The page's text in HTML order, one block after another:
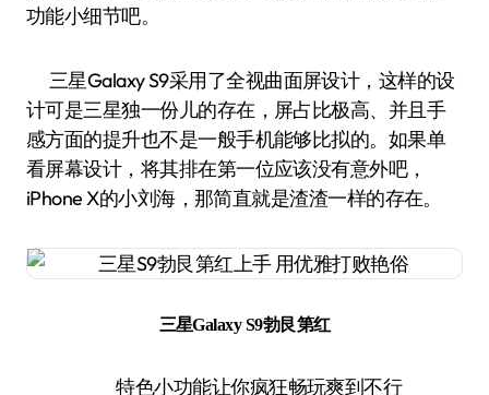
功能小细节吧。
三星Galaxy S9采用了全视曲面屏设计，这样的设
计可是三星独一份儿的存在，屏占比极高、并且手
感方面的提升也不是一般手机能够比拟的。如果单
看屏幕设计，将其排在第一位应该没有意外吧，
iPhone X的小刘海，那简直就是渣渣一样的存在。
三星Galaxy S9勃艮第红
特色小功能让你疯狂畅玩爽到不行